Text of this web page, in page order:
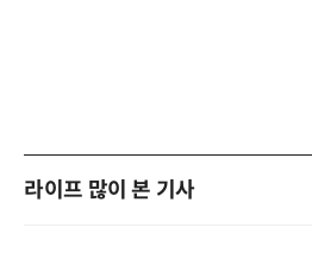
라이프 많이 본 기사